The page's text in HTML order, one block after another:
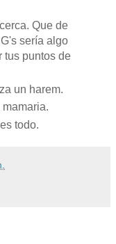
Que de
sería algo
tus puntos de
un harem.
todo.